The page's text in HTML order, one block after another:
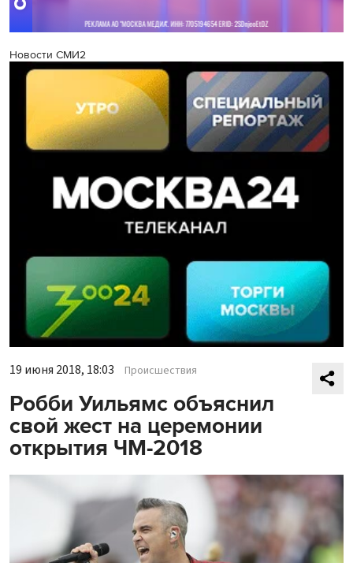
Новости СМИ2
19 июня 2018, 18:03 Происшествия
Робби Уильямс объяснил
свой жест на церемонии
открытия ЧМ-2018